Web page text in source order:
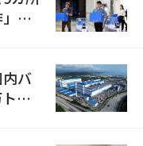
の
バ
ン